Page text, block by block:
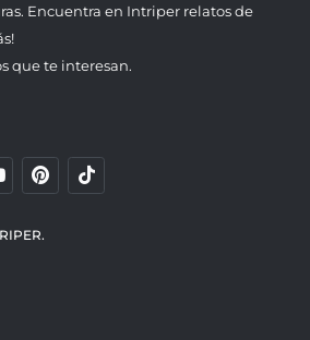
Encuentra en Intriper relatos de
que te interesan.